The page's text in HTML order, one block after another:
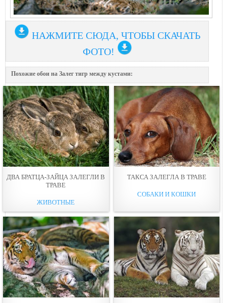
НАЖМИТЕ СЮДА, ЧТОБЫ СКАЧАТЬ
ФОТО!
Похожие обои на Залег тигр между кyстами:
ДВА БРАТЦА-ЗАЙЦА ЗАЛЕГЛИ В
ТРАВЕ
ЖИВОТНЫЕ
ТАКСА ЗАЛЕГЛА В ТРАВЕ
СОБАКИ И КОШКИ